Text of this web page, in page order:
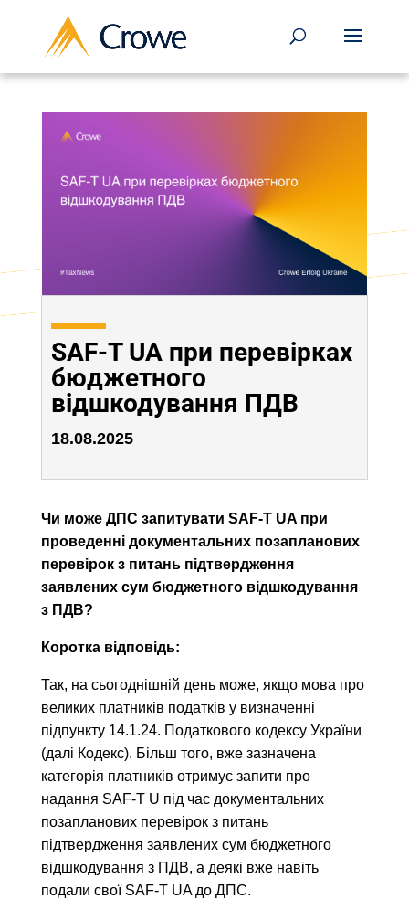
SAF-T UA при перевірках
бюджетного
відшкодування ПДВ
18.08.2025
Чи може ДПС запитувати SAF-T UA при
проведенні документальних позапланових
перевірок з питань підтвердження
заявлених сум бюджетного відшкодування
з ПДВ?
Коротка відповідь:
Так, на сьогоднішній день може, якщо мова про
великих платників податків у визначенні
підпункту 14.1.24. Податкового кодексу України
(далі Кодекс). Більш того, вже зазначена
категорія платників отримує запити про
надання SAF-T U під час документальних
позапланових перевірок з питань
підтвердження заявлених сум бюджетного
відшкодування з ПДВ, а деякі вже навіть
подали свої SAF-T UA до ДПС.